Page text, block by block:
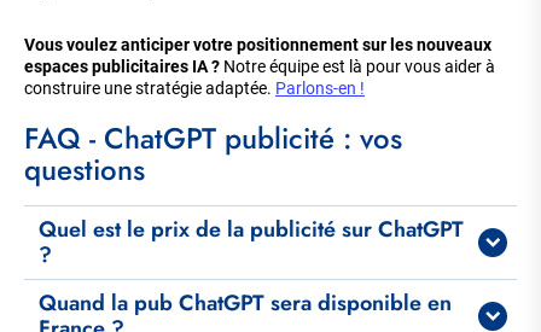
Vous voulez anticiper votre positionnement sur les nouveaux
espaces publicitaires IA ? Notre équipe est là pour vous aider à
construire une stratégie adaptée. Parlons-en !
Titre
FAQ - ChatGPT publicité : vos
questions
FAQ
Quel est le prix de la publicité sur ChatGPT
?
Quand la pub ChatGPT sera disponible en